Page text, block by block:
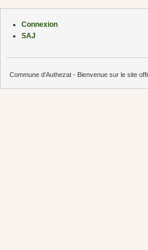
Connexion
SAJ
Commune d'Authezat - Bienvenue sur le site